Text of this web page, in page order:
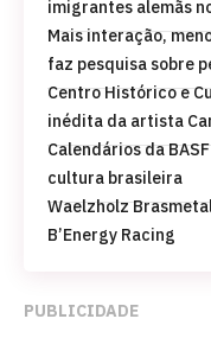
imigrantes alemãs
Mais interação,
faz pesquisa sobre
Centro Histórico e
inédita da artista
Calendários da
cultura brasileira
Waelzholz
B’Energy Racing
PUBLICIDADE